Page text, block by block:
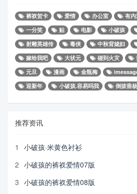
裤衩贺卡 爱情 办公室 有
一分笑
贴 电影 小破孩
射雕英雄传
毒侠 中秋背媳妇
嫁给我吧
大状元 碰到火灾
元旦
漫画 金瓶梅
迎新年
小破孩.容易吗我 倒拔垂
推荐资讯
1
小破孩·米黄色衬衫
2 小破孩的裤衩爱情07版
3 小破孩的裤衩爱情08版